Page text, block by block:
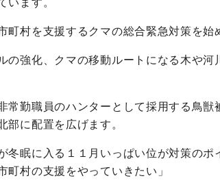
います。
村を支援するクマの総合緊急対策を始
強化、クマの移動ルートになる木や河
勤職員のハンターとして採用する鳥獣
部に配置を広げます。
眠に入る１１月いっぱい位が対策のポ
町村の支援をやっていきたい」